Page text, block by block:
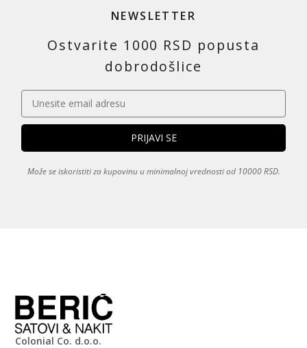
NEWSLETTER
Ostvarite 1000 RSD popusta
dobrodošlice
Može se iskoristiti za kupovinu u minimalnoj vrednosti od 10000 RSD.
Colonial Co. d.o.o.